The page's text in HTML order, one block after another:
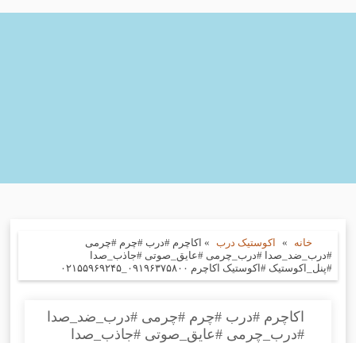
خانه » اکوستیک درب » اکاچرم #درب #چرم #چرمی
#درب_ضد_صدا #درب_چرمی #عایق_صوتی #جاذب_صدا
#پنل_اکوستیک #اکوستیک اکاچرم ۰۹۱۹۶۳۷۵۸۰۰_۰۲۱۵۵۹۶۹۲۴۵
اکاچرم #درب #چرم #چرمی #درب_ضد_صدا
#درب_چرمی #عایق_صوتی #جاذب_صدا